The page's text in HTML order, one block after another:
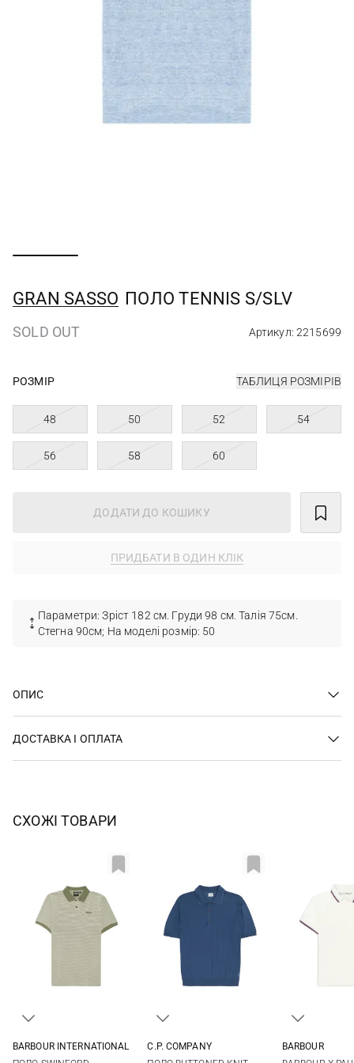
GRAN SASSO ПОЛО TENNIS S/SLV
SOLD OUT Артикул: 2215699
РОЗМІР ТАБЛИЦЯ РОЗМІРІВ
48 50 52 54
56 58 60
ДОДАТИ ДО КОШИКУ
ПРИДБАТИ В ОДИН КЛІК
Параметри: Зріст 182 см. Груди 98 см. Талія 75см.
Стегна 90см; На моделі розмір: 50
ОПИС
ДОСТАВКА І ОПЛАТА
СХОЖІ ТОВАРИ
BARBOUR INTERNATIONAL
C.P. COMPANY
BARBOUR